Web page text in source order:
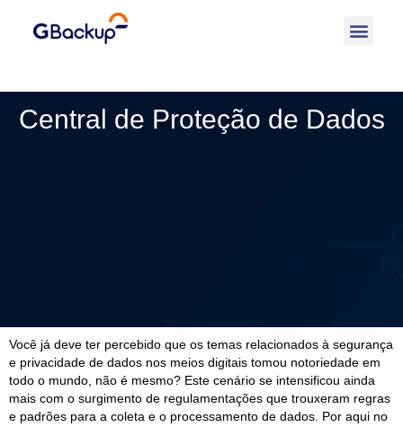
Central de Proteção de Dados
Você já deve ter percebido que os temas relacionados à segurança
e privacidade de dados nos meios digitais tomou notoriedade em
todo o mundo, não é mesmo? Este cenário se intensificou ainda
mais com o surgimento de regulamentações que trouxeram regras
e padrões para a coleta e o processamento de dados. Por aqui no